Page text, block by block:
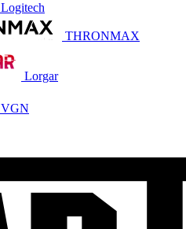
Logitech
THRONMAX
Lorgar
VGN